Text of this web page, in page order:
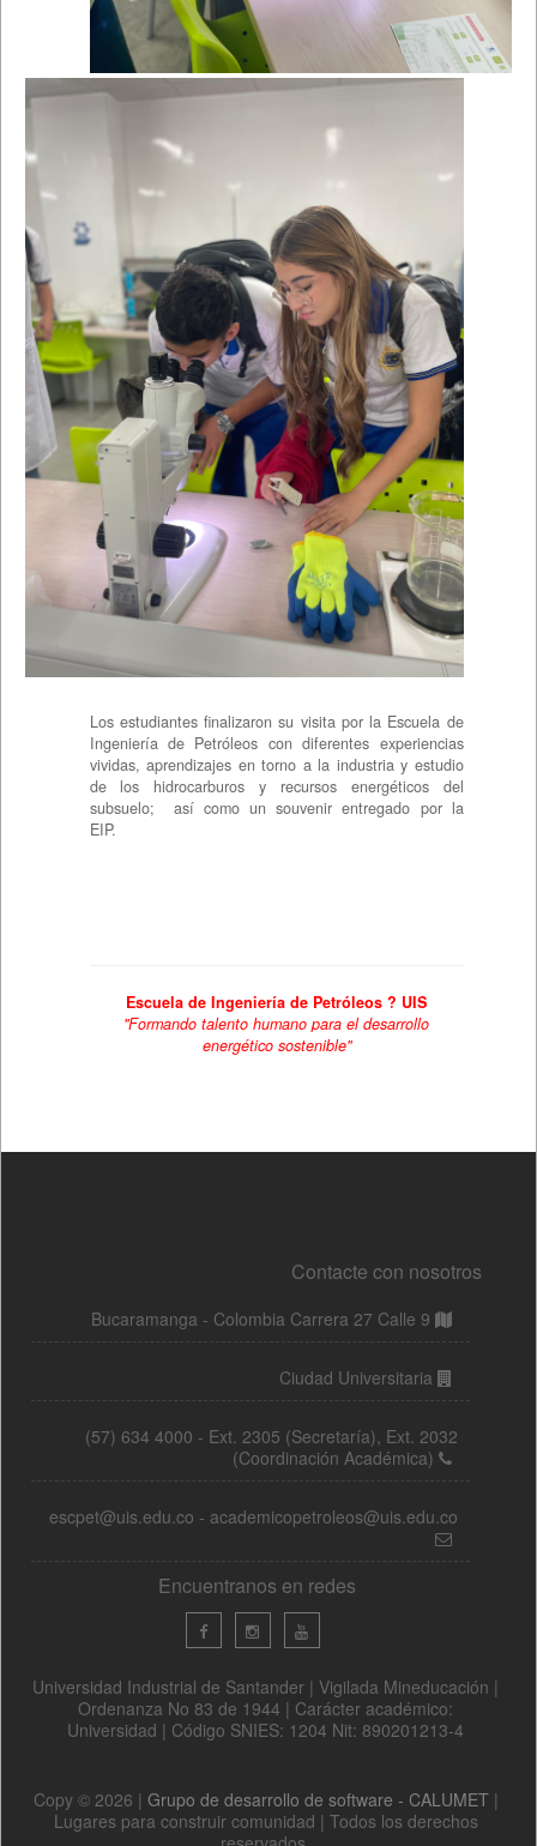
Contacte con nosotros
Bucaramanga - Colombia Carrera 27 Calle 9
Ciudad Universitaria
(57) 634 4000 - Ext. 2305 (Secretaría), Ext. 2032
(Coordinación Académica)
escpet@uis.edu.co - academicopetroleos@uis.edu.co
Encuentranos en redes
Universidad Industrial de Santander | Vigilada Mineducación |
Ordenanza No 83 de 1944 | Carácter académico:
Universidad | Código SNIES: 1204 Nit: 890201213-4
Copy © 2026 | Grupo de desarrollo de software - CALUMET |
Lugares para construir comunidad | Todos los derechos